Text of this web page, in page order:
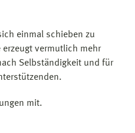
einmal schieben zu
erzeugt vermutlich mehr
Selbständigkeit und für
mit.